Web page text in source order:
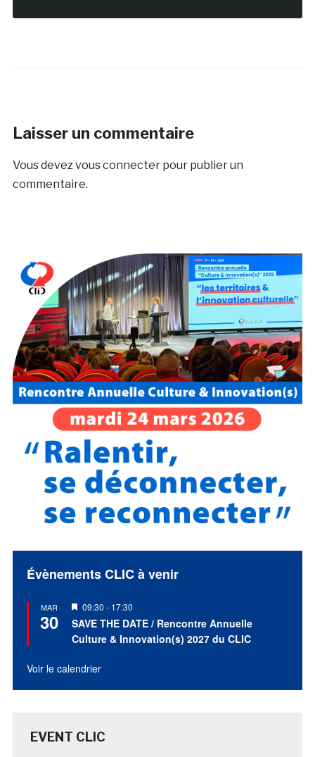
Laisser un commentaire
Vous devezvous connecterpour publier un
commentaire.
Évènements CLIC à venir
MAR
30
Mis
en
avant
09:30 - 17:30
SAVE THE DATE / Rencontre Annuelle
Culture & Innovation(s) 2027 du CLIC
Voir le calendrier
EVENT CLIC